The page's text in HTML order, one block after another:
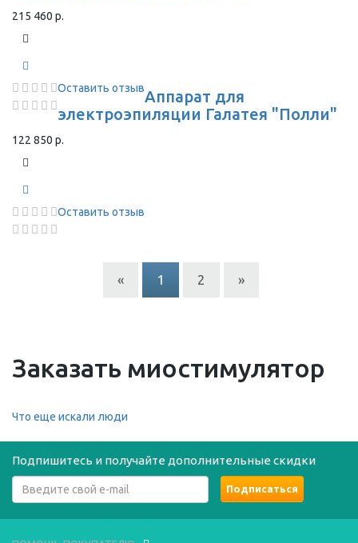
215 460 р.
Оставить отзывАппарат для
электроэпиляции Галатея "Полли"
122 850 р.
Оставить отзыв
« 1 2 »
Заказать миостимулятор
Что еще искали люди
Подпишитесь и получайте дополнительные скидки